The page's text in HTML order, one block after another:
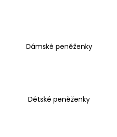
Dámské peněženky
Dětské peněženky